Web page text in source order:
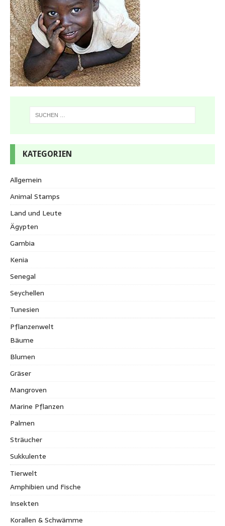
KATEGORIEN
Allgemein
Animal Stamps
Land und Leute
Ägypten
Gambia
Kenia
Senegal
Seychellen
Tunesien
Pflanzenwelt
Bäume
Blumen
Gräser
Mangroven
Marine Pflanzen
Palmen
Sträucher
Sukkulente
Tierwelt
Amphibien und Fische
Insekten
Korallen & Schwämme